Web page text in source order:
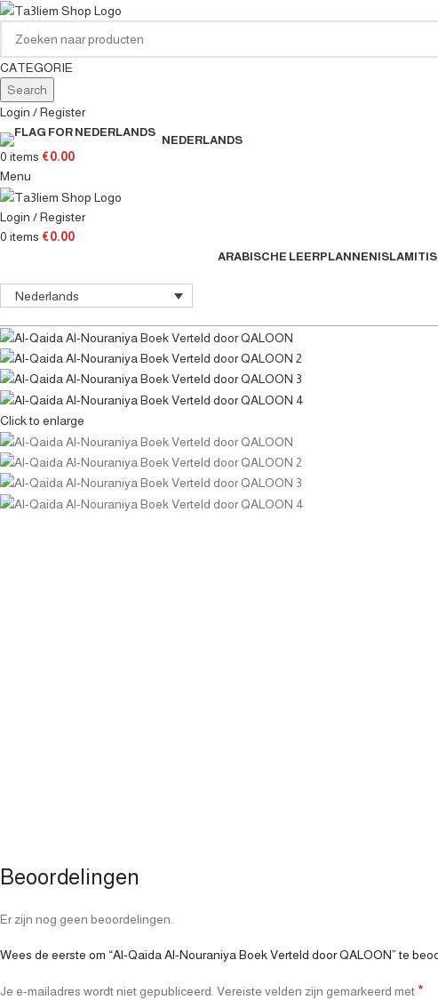
CATEGORIE
Search
Login / Register
NEDERLANDS
0 items €0.00
Menu
Login / Register
0 items €0.00
ARABISCHE LEERPLANNEN
Nederlands
Click to enlarge
Beoordelingen
Er zijn nog geen beoordelingen.
Wees de eerste om “Al-Qaida Al-Nouraniya Boek Verteld door QALOON” te
Je e-mailadres wordt niet gepubliceerd. Vereiste velden zijn gemarkeerd met *